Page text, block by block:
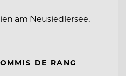
am Neusiedlersee,
DE RANG